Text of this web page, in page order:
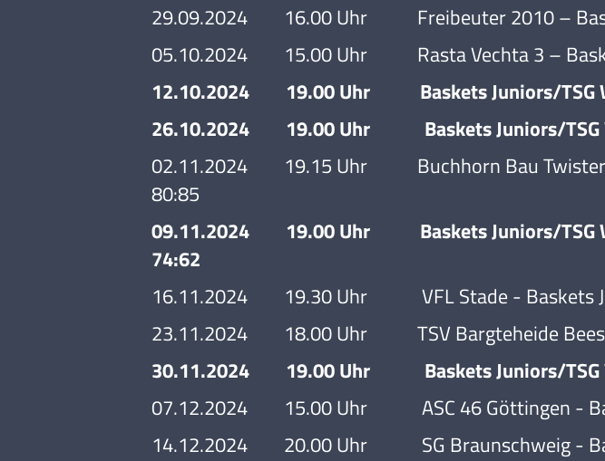
29.09.2024 16.00 Uhr Freibeuter 2010 –
05.10.2024 15.00 Uhr Rasta Vechta 3 –
12.10.2024 19.00 Uhr Baskets Juniors/TSG
26.10.2024 19.00 Uhr Baskets Juniors/TSG
02.11.2024 19.15 Uhr Buchhorn Bau Twisters
80:85
09.11.2024 19.00 Uhr Baskets Juniors/TSG
74:62
16.11.2024 19.30 Uhr VFL Stade - Baskets
23.11.2024 18.00 Uhr TSV Bargteheide Bees -
30.11.2024 19.00 Uhr Baskets Juniors/TSG
07.12.2024 15.00 Uhr ASC 46 Göttingen -
14.12.2024 20.00 Uhr SG Braunschweig -